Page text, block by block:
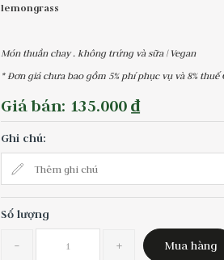
lemongrass
Món thuần chay . không trứng và sữa | Vegan
* Đơn giá chưa bao gồm 5% phí phục vụ và 8% thuế
Giá bán: 135.000 ₫
Ghi chú:
Số lượng
- + Mua hàng